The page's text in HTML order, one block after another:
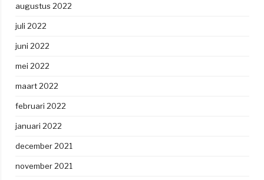
augustus 2022
juli 2022
juni 2022
mei 2022
maart 2022
februari 2022
januari 2022
december 2021
november 2021